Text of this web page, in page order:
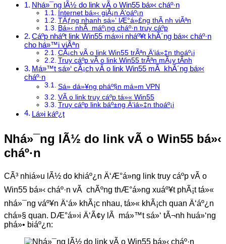
Nhá»¯ng lÃ½ do link vÃ o Win55 bá»‹ cháº·n
Internet bá»‹ giÃ¡n Ä‘oáº¡n
TÄƒng nhanh sá»‘ lÆ°á»£ng thÃ nh viÃªn
Bá»‹ nhÃ máº¡ng cháº·n truy cáº­p
Cáº­p nháº­t link Win55 má»›i nháº¥t khÃ´ng bá»‹ cháº·n
cho há»™i viÃªn
CÃ¡ch vÃ o link Win55 trÃªn Ä‘iá»‡n thoáº¡i
Truy cáº­p vÃ o link Win55 trÃªn mÃ¡y tÃ­nh
Má»™t sá»‘ cÃ¡ch vÃ o link Win55 mÃ khÃ´ng bá»‹
cháº·n
Sá»­ dá»¥ng pháº§n má»m VPN
VÃ o link truy cáº­p tá»« Win55
Truy cáº­p link báº±ng Ä‘iá»‡n thoáº¡i
Lá»i káº¿t
Nhá»¯ng lÃ½ do link vÃ o Win55 bá»‹
cháº·n
CÃ³ nhiá»u lÃ½ do khiáº¿n Ä‘Æ°á»ng link truy cáº­p vÃ o
Win55 bá»‹ cháº·n vÃ chÃºng thÆ°á»ng xuáº¥t phÃ¡t tá»«
nhá»¯ng váº¥n Ä‘á» khÃ¡c nhau, tá»« khÃ¡ch quan Ä‘áº¿n
chá»§ quan. DÆ°á»›i Ä‘Ã¢y lÃ má»™t sá»‘ tÃ¬nh huá»‘ng
phá»• biáº¿n: